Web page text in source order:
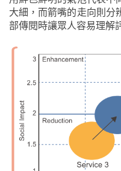
大細，而箭嘴的走向則分
部傳閱時讓眾人容易理解